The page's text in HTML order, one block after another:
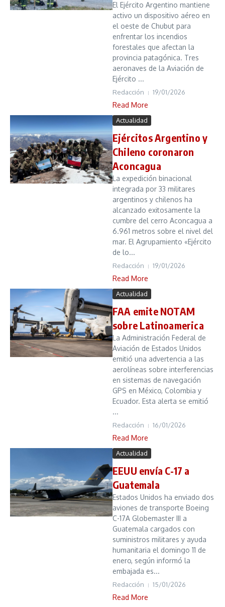
El Ejército Argentino mantiene
activo un dispositivo aéreo en
el oeste de Chubut para
enfrentar los incendios
forestales que afectan la
provincia patagónica. Tres
aeronaves de la Aviación de
Ejército ...
Redacción 19/01/2026
Read More
Actualidad
Ejércitos Argentino y
Chileno coronaron
Aconcagua
La expedición binacional
integrada por 33 militares
argentinos y chilenos ha
alcanzado exitosamente la
cumbre del cerro Aconcagua a
6.961 metros sobre el nivel del
mar. El Agrupamiento «Ejército
de lo...
Redacción 19/01/2026
Read More
Actualidad
FAA emite NOTAM
sobre Latinoamerica
La Administración Federal de
Aviación de Estados Unidos
emitió una advertencia a las
aerolíneas sobre interferencias
en sistemas de navegación
GPS en México, Colombia y
Ecuador. Esta alerta se emitió
...
Redacción 16/01/2026
Read More
Actualidad
EEUU envía C-17 a
Guatemala
Estados Unidos ha enviado dos
aviones de transporte Boeing
C-17A Globemaster III a
Guatemala cargados con
suministros militares y ayuda
humanitaria el domingo 11 de
enero, según informó la
embajada es...
Redacción 15/01/2026
Read More